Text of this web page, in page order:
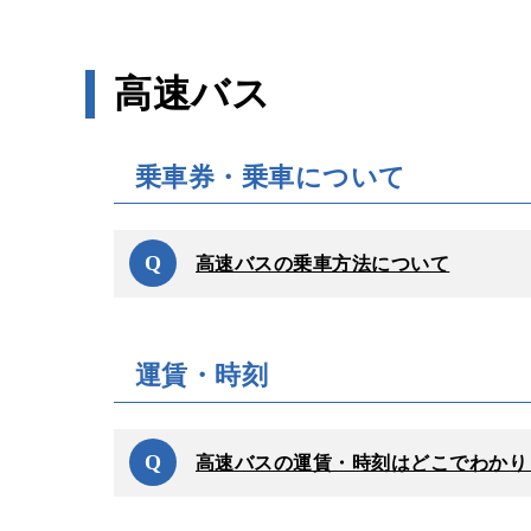
高速バス
乗車券・乗車について
Q 高速バスの乗車方法について
運賃・時刻
Q 高速バスの運賃・時刻はどこでわか